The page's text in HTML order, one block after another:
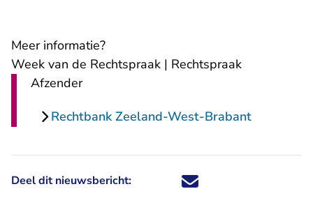
Meer informatie?
Week van de Rechtspraak | Rechtspraak
Afzender
Rechtbank Zeeland-West-Brabant
Deel dit nieuwsbericht: Deel dit nieuwsbericht via X -
Deel dit nieuwsbericht via
Deel dit nieuwsbericht
Deel dit